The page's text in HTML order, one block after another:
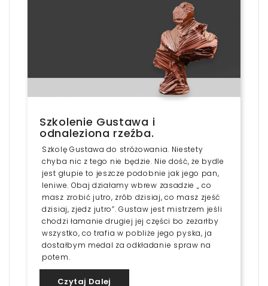
Szkolenie Gustawa i
odnaleziona rzeźba.
Szkolę Gustawa do stróżowania. Niestety
chyba nic z tego nie będzie. Nie dość, że bydle
jest głupie to jeszcze podobnie jak jego pan,
leniwe. Obaj działamy wbrew zasadzie „ co
masz zrobić jutro, zrób dzisiaj, co masz zjeść
dzisiaj, zjedz jutro”. Gustaw jest mistrzem jeśli
chodzi łamanie drugiej jej części bo zeżarłby
wszystko, co trafia w pobliże jego pyska, ja
dostałbym medal za odkładanie spraw na
potem.
Czytaj Dalej